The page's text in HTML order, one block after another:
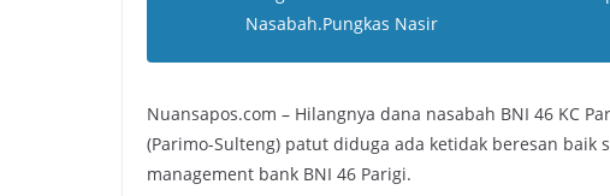
Nasabah.Pungkas Nasir
Nuansapos.com – Hilangnya dana nasabah BNI 46 KC
(Parimo-Sulteng) patut diduga ada ketidak beresan
management bank BNI 46 Parigi.